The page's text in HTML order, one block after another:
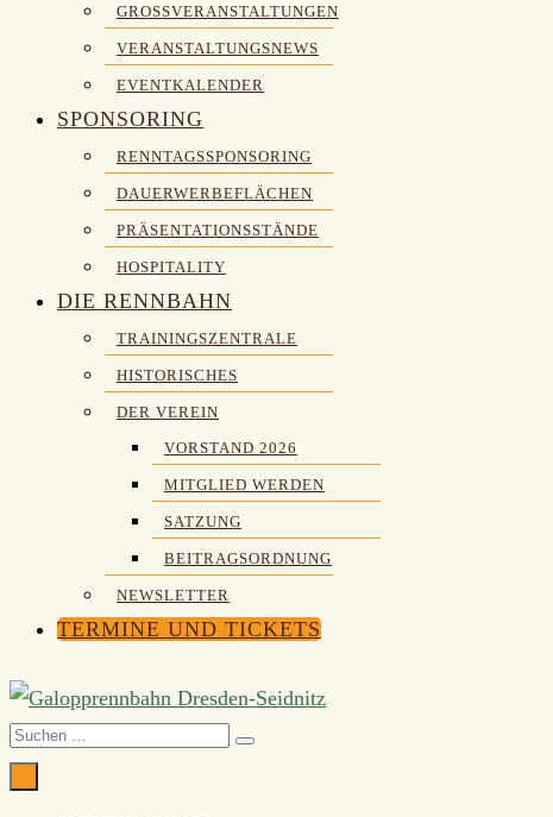
GROSSVERANSTALTUNGEN
VERANSTALTUNGSNEWS
EVENTKALENDER
SPONSORING
RENNTAGSSPONSORING
DAUERWERBEFLÄCHEN
PRÄSENTATIONSSTÄNDE
HOSPITALITY
DIE RENNBAHN
TRAININGSZENTRALE
HISTORISCHES
DER VEREIN
VORSTAND 2026
MITGLIED WERDEN
SATZUNG
BEITRAGSORDNUNG
NEWSLETTER
TERMINE UND TICKETS
Suche-
Schalter
Suchen
nach: